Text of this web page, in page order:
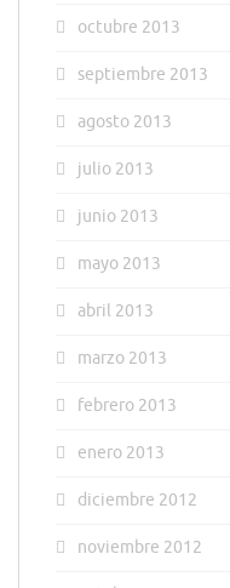
octubre 2013
septiembre 2013
agosto 2013
julio 2013
junio 2013
mayo 2013
abril 2013
marzo 2013
febrero 2013
enero 2013
diciembre 2012
noviembre 2012